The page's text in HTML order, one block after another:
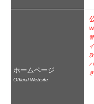
ホームページ
Official Website